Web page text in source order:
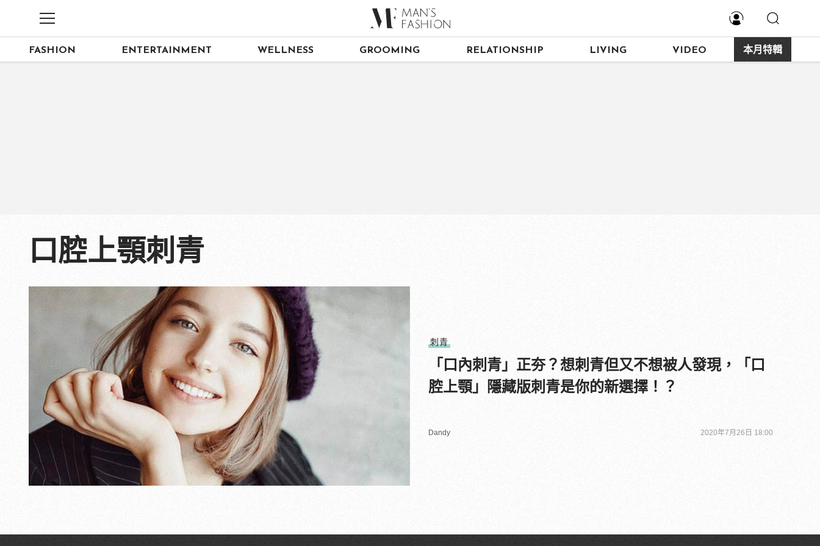
FASHION ENTERTAINMENT WELLNESS GROOMING RELATIONSHIP LIVING VIDEO 本月特輯
口腔上顎刺青
刺青
「口內刺青」正夯？想刺青但又不想被人發現，「口
腔上顎」隱藏版刺青是你的新選擇！？
Dandy 2020年7月26日 18:00